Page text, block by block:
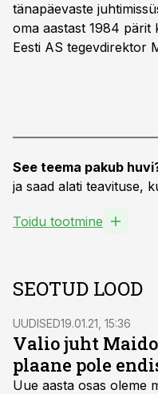
tänapäevaste
oma aastast 1984 pärit
Eesti AS tegevdirektor
See teema pakub
ja saad alati teavituse,
Toidu tootmine
SEOTUD LOOD
UUDISED19.01.21, 15:36
Valio juht
plaane pole
Uue aasta osas oleme